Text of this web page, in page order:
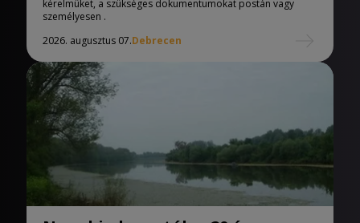
kérelmüket, a szükséges dokumentumokat postán vagy
személyesen .
2026. augusztus 07.Debrecen